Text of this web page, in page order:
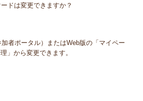
ドは変更できますか？
者ポータル）またはWeb版の「マイペー
から変更できます。